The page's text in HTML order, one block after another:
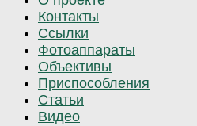
Контакты
Ссылки
Фотоаппараты
Объективы
Приспособления
Статьи
Видео